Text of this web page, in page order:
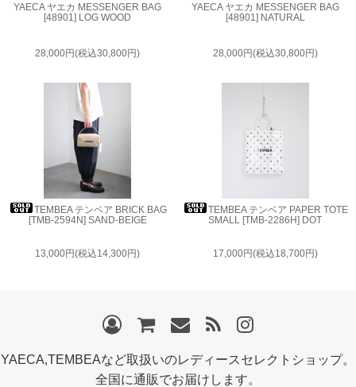
YAECA ヤエカ MESSENGER BAG
[48901] LOG WOOD
28,000円(税込30,800円)
YAECA ヤエカ MESSENGER BAG
[48901] NATURAL
28,000円(税込30,800円)
TEMBEA テンベア BRICK BAG
[TMB-2594N] SAND-BEIGE
13,000円(税込14,300円)
TEMBEA テンベア PAPER TOTE
SMALL [TMB-2286H] DOT
17,000円(税込18,700円)
YAECA,TEMBEAなど取扱いのレディースセレクトショップ。
全国に通販でお届けします。